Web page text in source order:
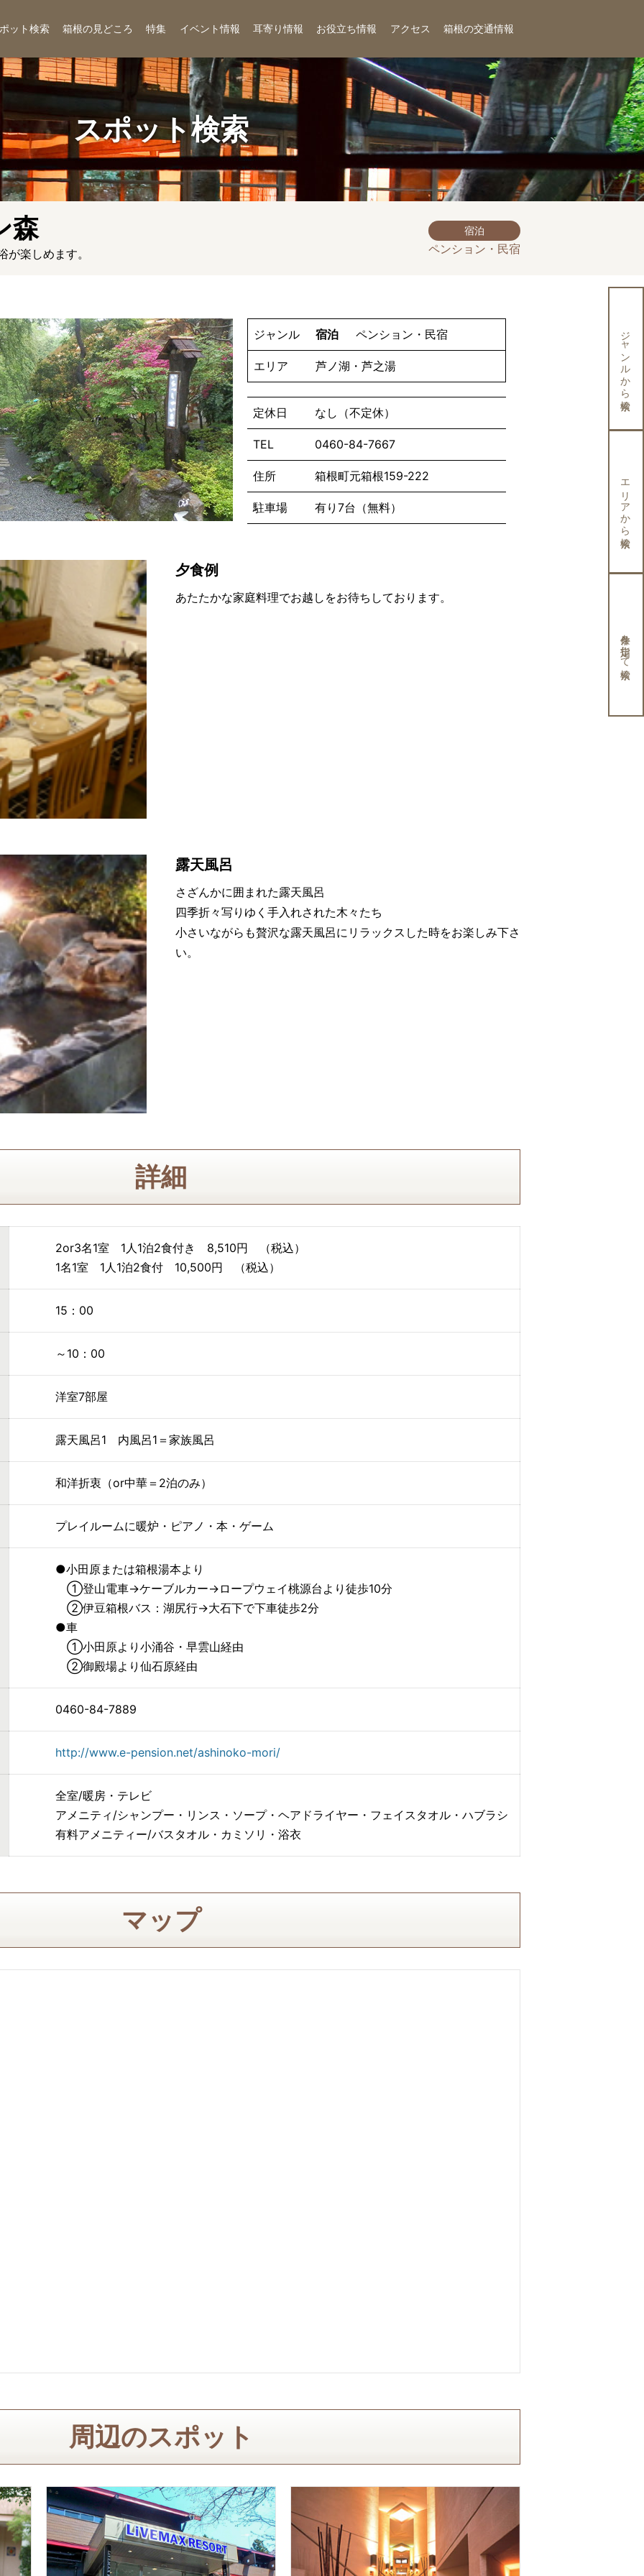
ット検索 箱根の見どころ 特集 イベント情報 耳寄り情報 お役立ち情報 アクセス 箱根の交通情報
スポット検索
森
楽しめます。
宿泊
ペンション・民宿
ジャンル 宿泊 ペンション・民宿
エリア 芦ノ湖・芦之湯
定休日 なし（不定休）
TEL 0460-84-7667
住所 箱根町元箱根159-222
駐車場 有り7台（無料）
夕食例
あたたかな家庭料理でお越しをお待ちしております。
露天風呂
さざんかに囲まれた露天風呂
四季折々写りゆく手入れされた木々たち
小さいながらも贅沢な露天風呂にリラックスした時をお楽しみ下さ
い。
詳細
2or3名1室 1人1泊2食付き 8,510円 （税込）
1名1室 1人1泊2食付 10,500円 （税込）
15：00
～10：00
洋室7部屋
露天風呂1 内風呂1＝家族風呂
和洋折衷（or中華＝2泊のみ）
プレイルームに暖炉・ピアノ・本・ゲーム
●小田原または箱根湯本より
①登山電車→ケーブルカー→ロープウェイ桃源台より徒歩10分
②伊豆箱根バス：湖尻行→大石下で下車徒歩2分
●車
①小田原より小涌谷・早雲山経由
②御殿場より仙石原経由
0460-84-7889
http://www.e-pension.net/ashinoko-mori/
全室/暖房・テレビ
アメニティ/シャンプー・リンス・ソープ・ヘアドライヤー・フェイスタオル・ハブラシ
有料アメニティー/バスタオル・カミソリ・浴衣
マップ
周辺のスポット
ジャンルから検索
エリアから検索
条件を指定して検索